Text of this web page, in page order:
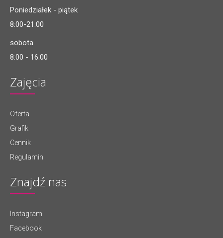
Poniedziałek - piątek
8:00-21:00
sobota
8:00 - 16:00
Zajęcia
Oferta
Grafik
Cennik
Regulamin
Znajdź nas
Instagram
Facebook